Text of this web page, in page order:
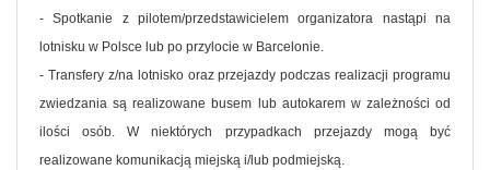
- Spotkanie z pilotem/przedstawicielem organizatora nastąpi na
lotnisku w Polsce lub po przylocie w Barcelonie.
- Transfery z/na lotnisko oraz przejazdy podczas realizacji programu
zwiedzania są realizowane busem lub autokarem w zależności od
ilości osób. W niektórych przypadkach przejazdy mogą być
realizowane komunikacją miejską i/lub podmiejską.